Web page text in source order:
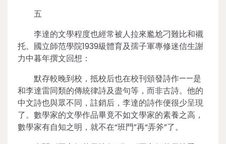
五
李達的文學程度也經常被人拉來尷尬刁難比和襯
托。國立師范學院1939級體育及孺子軍專修迷信生謝
力中暮年撰文回想：
默存較晚到校，抵校后也在校刊頒發詩作——是
和李達雷同類的傳統律詩及盡句等，而非古詩。他的
中文詩也與眾不同，註銷后，李達的詩作便很少呈現
了。數學家的文學作品畢竟不如文學家的素養之高，
數學家有自知之明，就不在“班門”再“弄斧”了。